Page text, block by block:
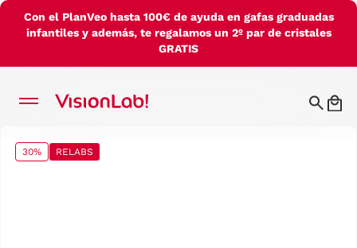
Con el PlanVeo hasta 100€ de ayuda en gafas graduadas
infantiles y además, te regalamos un 2º par de cristales
GRATIS
30% RELABS